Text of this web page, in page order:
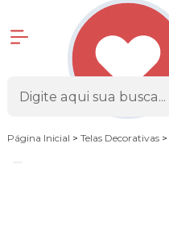
Página Inicial > Telas Decorativas >